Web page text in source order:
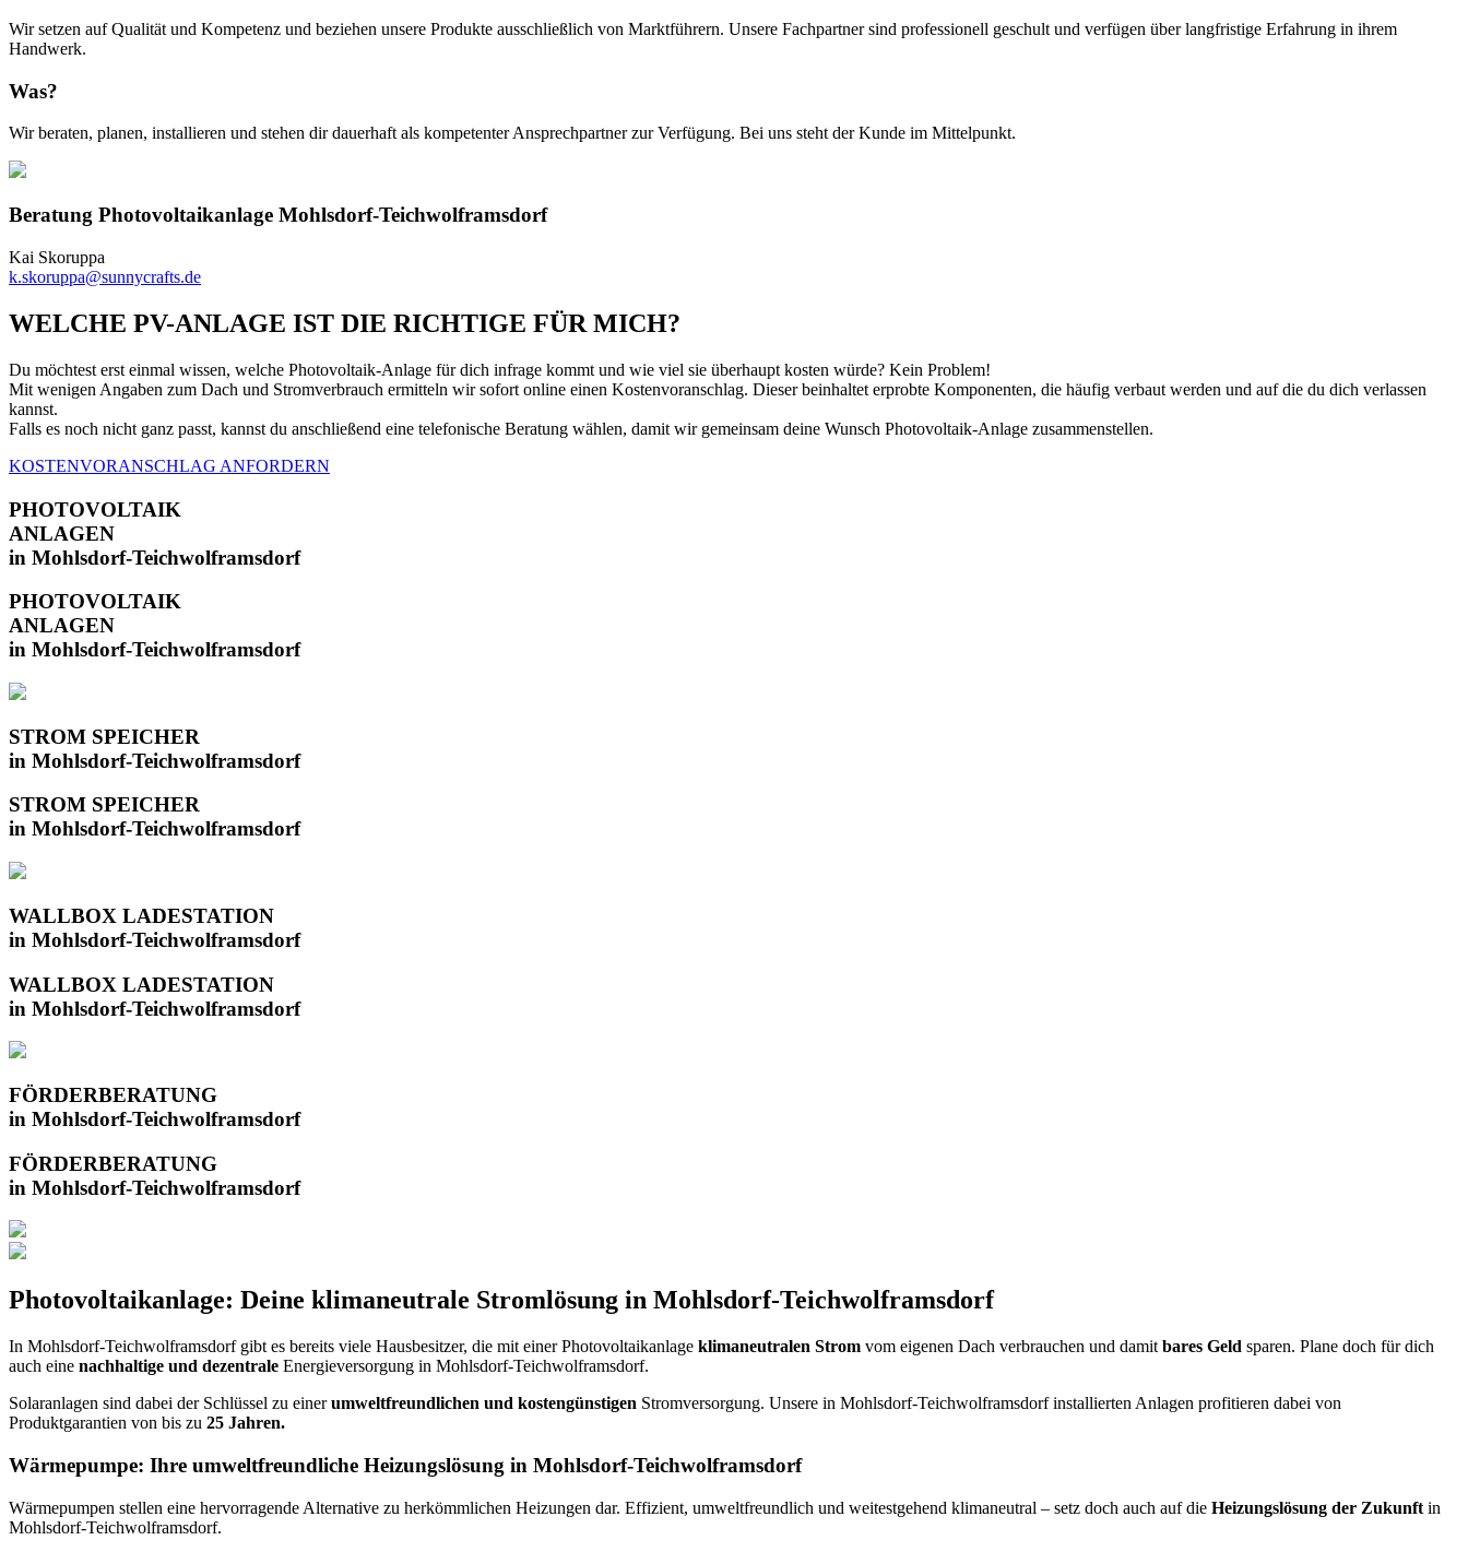
Wir setzen auf Qualität und Kompetenz und beziehen unsere Produkte ausschließlich von Marktführern. Unsere Fachpartner sind professionell geschult und verfügen über langfristige Erfahrung in ihrem
Handwerk.
Was?
Wir beraten, planen, installieren und stehen dir dauerhaft als kompetenter Ansprechpartner zur Verfügung. Bei uns steht der Kunde im Mittelpunkt.
Beratung Photovoltaikanlage Mohlsdorf-Teichwolframsdorf
Kai Skoruppa
k.skoruppa@sunnycrafts.de
WELCHE PV-ANLAGE IST DIE RICHTIGE FÜR MICH?
Du möchtest erst einmal wissen, welche Photovoltaik-Anlage für dich infrage kommt und wie viel sie überhaupt kosten würde? Kein Problem!
Mit wenigen Angaben zum Dach und Stromverbrauch ermitteln wir sofort online einen Kostenvoranschlag. Dieser beinhaltet erprobte Komponenten, die häufig verbaut werden und auf die du dich verlassen
kannst.
Falls es noch nicht ganz passt, kannst du anschließend eine telefonische Beratung wählen, damit wir gemeinsam deine Wunsch Photovoltaik-Anlage zusammenstellen.
KOSTENVORANSCHLAG ANFORDERN
PHOTOVOLTAIK
ANLAGEN
in Mohlsdorf-Teichwolframsdorf
PHOTOVOLTAIK
ANLAGEN
in Mohlsdorf-Teichwolframsdorf
STROM SPEICHER
in Mohlsdorf-Teichwolframsdorf
STROM SPEICHER
in Mohlsdorf-Teichwolframsdorf
WALLBOX LADESTATION
in Mohlsdorf-Teichwolframsdorf
WALLBOX LADESTATION
in Mohlsdorf-Teichwolframsdorf
FÖRDERBERATUNG
in Mohlsdorf-Teichwolframsdorf
FÖRDERBERATUNG
in Mohlsdorf-Teichwolframsdorf
Photovoltaikanlage: Deine klimaneutrale Stromlösung in Mohlsdorf-Teichwolframsdorf
In Mohlsdorf-Teichwolframsdorf gibt es bereits viele Hausbesitzer, die mit einer Photovoltaikanlage klimaneutralen Strom vom eigenen Dach verbrauchen und damit bares Geld sparen. Plane doch für dich
auch eine nachhaltige und dezentrale Energieversorgung in Mohlsdorf-Teichwolframsdorf.
Solaranlagen sind dabei der Schlüssel zu einerumweltfreundlichen und kostengünstigen Stromversorgung. Unsere in Mohlsdorf-Teichwolframsdorf installierten Anlagen profitieren dabei von
Produktgarantien von bis zu 25 Jahren.
Wärmepumpe: Ihre umweltfreundliche Heizungslösung in Mohlsdorf-Teichwolframsdorf
Wärmepumpen stellen eine hervorragende Alternative zu herkömmlichen Heizungen dar. Effizient, umweltfreundlich und weitestgehend klimaneutral – setz doch auch auf die Heizungslösung der Zukunft in
Mohlsdorf-Teichwolframsdorf.